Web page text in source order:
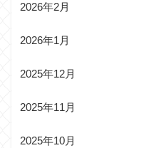
2026年2月
2026年1月
2025年12月
2025年11月
2025年10月